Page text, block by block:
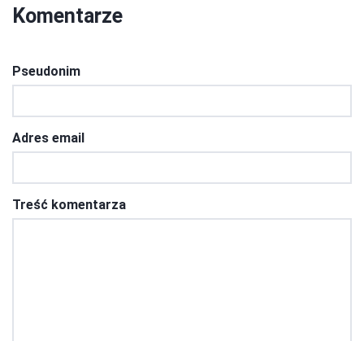
Komentarze
Pseudonim
Adres email
Treść komentarza